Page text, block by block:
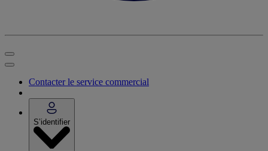
Contacter le service commercial
S’identifier